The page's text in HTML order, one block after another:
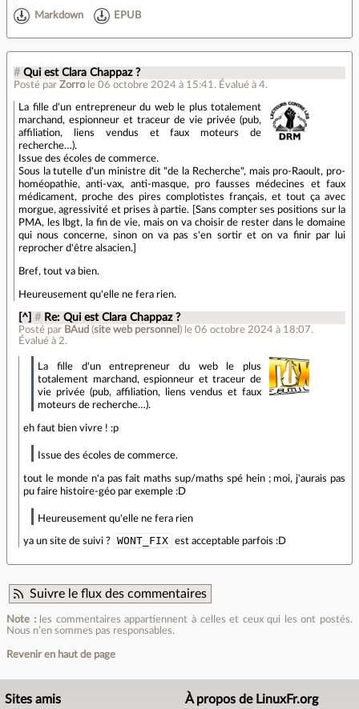
Markdown EPUB
# Qui est Clara Chappaz ?
Posté par Zorro le 06 octobre 2024 à 15:41. Évalué à 4.
La fille d'un entrepreneur du web le plus totalement
marchand, espionneur et traceur de vie privée (pub,
affiliation, liens vendus et faux moteurs de
recherche…).
Issue des écoles de commerce.
Sous la tutelle d'un ministre dit "de la Recherche", mais pro-Raoult, pro-
homéopathie, anti-vax, anti-masque, pro fausses médecines et faux
médicament, proche des pires complotistes français, et tout ça avec
morgue, agressivité et prises à partie. [Sans compter ses positions sur la
PMA, les lbgt, la fin de vie, mais on va choisir de rester dans le domaine
qui nous concerne, sinon on va pas s'en sortir et on va finir par lui
reprocher d'être alsacien.]
Bref, tout va bien.
Heureusement qu'elle ne fera rien.
[^] # Re: Qui est Clara Chappaz ?
Posté par BAud (site web personnel ) le 06 octobre 2024 à 18:07.
Évalué à 2.
La fille d'un entrepreneur du web le plus
totalement marchand, espionneur et traceur de
vie privée (pub, affiliation, liens vendus et faux
moteurs de recherche…).
eh faut bien vivre ! :p
Issue des écoles de commerce.
tout le monde n'a pas fait maths sup/maths spé hein ; moi, j'aurais pas
pu faire histoire-géo par exemple :D
Heureusement qu'elle ne fera rien
ya un site de suivi ? WONT_FIX est acceptable parfois :D
Suivre le flux des commentaires
Note :les commentaires appartiennent à celles et ceux qui les ont postés.
Nous n’en sommes pas responsables.
Revenir en haut de page
Sites amis À propos de LinuxFr.org